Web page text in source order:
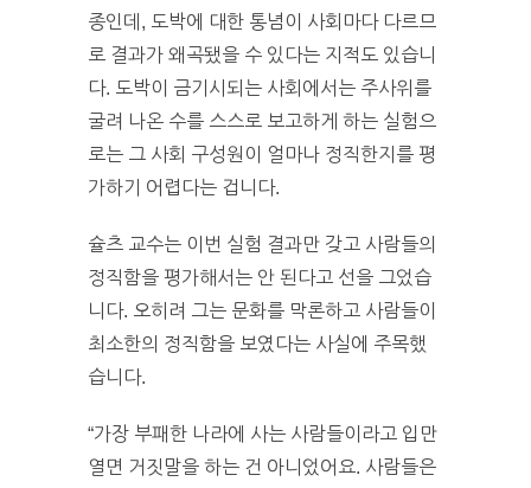
종인데, 도박에 대한 통념이 사회마다 다르므
로 결과가 왜곡됐을 수 있다는 지적도 있습니
다. 도박이 금기시되는 사회에서는 주사위를
굴려 나온 수를 스스로 보고하게 하는 실험으
로는 그 사회 구성원이 얼마나 정직한지를 평
가하기 어렵다는 겁니다.
슐츠 교수는 이번 실험 결과만 갖고 사람들의
정직함을 평가해서는 안 된다고 선을 그었습
니다. 오히려 그는 문화를 막론하고 사람들이
최소한의 정직함을 보였다는 사실에 주목했
습니다.
“가장 부패한 나라에 사는 사람들이라고 입만
열면 거짓말을 하는 건 아니었어요. 사람들은